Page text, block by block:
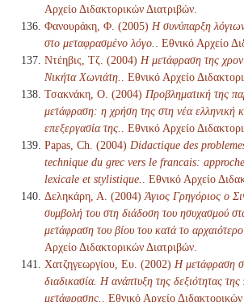
Αρχείο Διδακτορικών Διατριβών.
Φανουράκη, Φ. (2005) Η συνύπαρξη
στο μεταφρασμένο λόγο.
. Εθνικό Αρχείο
Ντέηβις, Τζ. (2004) Η μετάφραση της
Νικήτα Χωνιάτη.
. Εθνικό Αρχείο
Τσακνάκη, Ο. (2004) Προβληματική της
μετάφραση: η χρήση της στη νέα ελληνική
επεξεργασία της.
. Εθνικό Αρχείο
Papas, Ch. (2004) Didactique des
technique du grec vers le francais:
lexicale et stylistique.
. Εθνικό Αρχείο
Δεληκάρη, Α. (2004) Άγιος Γρηγόριος ο
συμβολή του στη διάδοση του ησυχασμού
μετάφραση του βίου του κατά το
Αρχείο Διδακτορικών Διατριβών.
Χατζηγεωργίου, Ευ. (2002) Η μετάφραση
διαδικασία. Η ανάπτυξη της δεξιότητας της
μετάφρασης.
. Εθνικό Αρχείο